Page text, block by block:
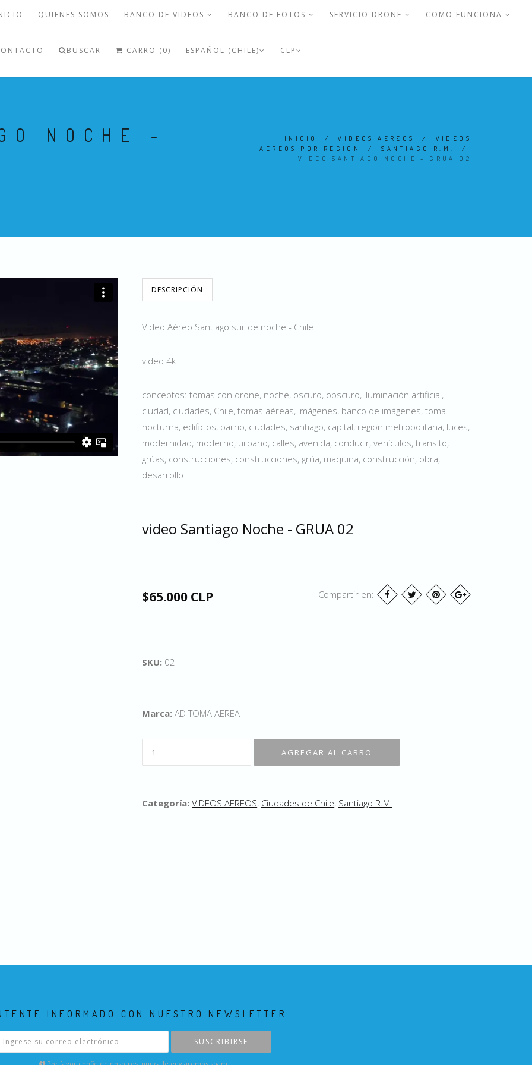
QUIENES SOMOS BANCO DE VIDEOS BANCO DE FOTOS SERVICIO DRONE COMO FUNCIONA
BUSCAR CARRO (0) ESPAÑOL (CHILE) CLP
NOCHE - INICIO /VIDEOS AEREOS / VIDEOS
AEREOS POR REGION
/SANTIAGO R.M.
/
VIDEO SANTIAGO NOCHE - GRUA 02
DESCRIPCIÓN
Video Aéreo Santiago sur de noche - Chile
video 4k
conceptos: tomas con drone, noche, oscuro, obscuro, iluminación artificial,
ciudad, ciudades, Chile, tomas aéreas, imágenes, banco de imágenes, toma
nocturna, edificios, barrio, ciudades, santiago, capital, region metropolitana, luces,
modernidad, moderno, urbano, calles, avenida, conducir, vehículos, transito,
grúas, construcciones, construcciones, grúa, maquina, construcción, obra,
desarrollo
video Santiago Noche - GRUA 02
$65.000 CLP Compartir en:
SKU: 02
Marca: AD TOMA AEREA
Categoría: VIDEOS AEREOS, Ciudades de Chile, Santiago R.M.
INFORMADO CON NUESTRO NEWSLETTER
SUSCRIBIRSE